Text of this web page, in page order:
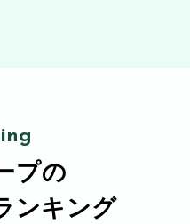
プの
ンキング